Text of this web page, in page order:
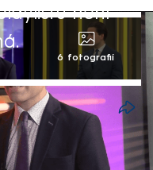
není
6 fotografií
, Václav Toman
Buffett je